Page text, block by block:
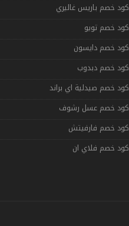
كود خصم باريس غاليري
كود خصم تويو
كود خصم دايسون
كود خصم دبدوب
كود خصم صيدلية اي براند
كود خصم عسل رشوف
كود خصم فارفيتش
كود خصم فلاي ان